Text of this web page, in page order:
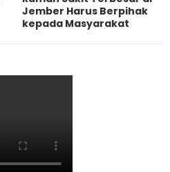
Jember Harus Berpihak
kepada Masyarakat